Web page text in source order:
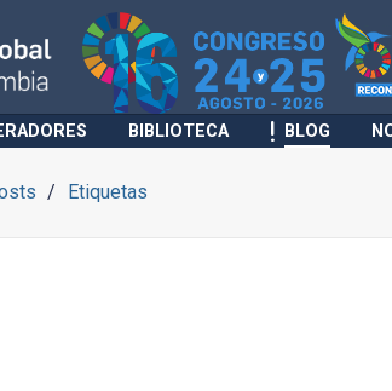
BIBLIOTECA BLOG
Etiquetas